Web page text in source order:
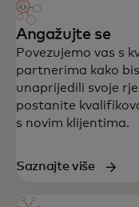
Angažujte se
Povezujemo vas s
partnerima kako
unaprijedili svoje
postanite
s novim klijentima.
Saznajte više